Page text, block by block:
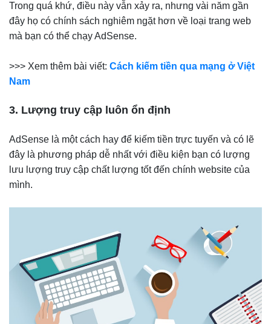
Trong quá khứ, điều này vẫn xảy ra, nhưng vài năm gần
đây họ có chính sách nghiêm ngặt hơn về loại trang web
mà bạn có thể chạy AdSense.
>>> Xem thêm bài viết: Cách kiếm tiền qua mạng ở Việt
Nam
3. Lượng truy cập luôn ổn định
AdSense là một cách hay để kiếm tiền trực tuyến và có lẽ
đây là phương pháp dễ nhất với điều kiện bạn có lượng
lưu lượng truy cập chất lượng tốt đến chính website của
mình.